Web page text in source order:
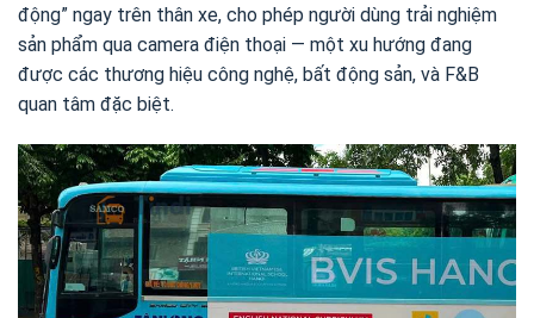
động” ngay trên thân xe, cho phép người dùng trải nghiệm
sản phẩm qua camera điện thoại — một xu hướng đang
được các thương hiệu công nghệ, bất động sản, và F&B
quan tâm đặc biệt.